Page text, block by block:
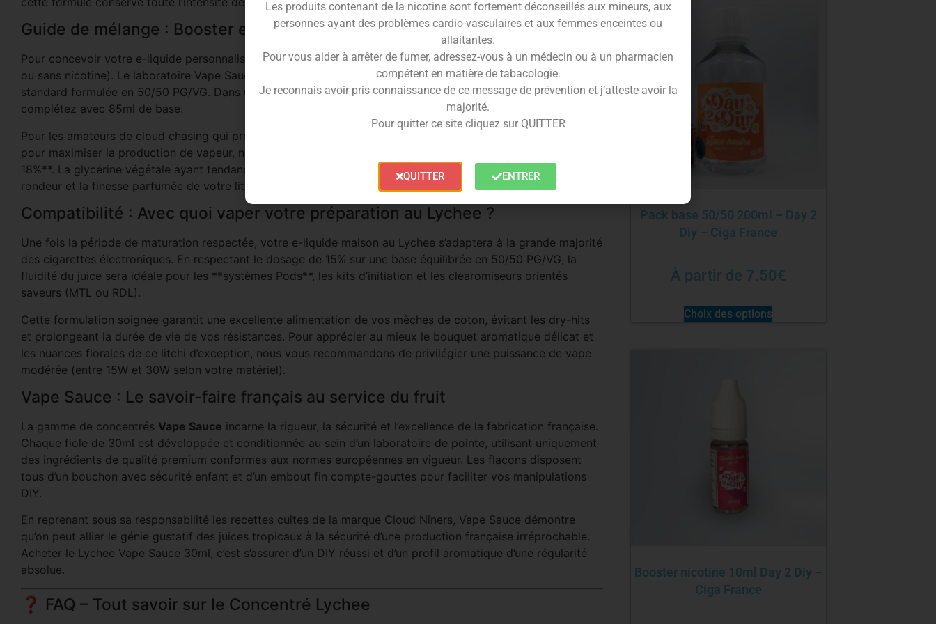
Guide de mélange : Booster et doser votre Lychee en DIY
Pour concevoir votre e-liquide personnalisé, le concentré Lychee doit être dilué dans une base neutre (avec
ou sans nicotine). Le laboratoire Vape Sauce recommande un **dosage de 15%** si vous utilisez une base
standard formulée en 50/50 PG/VG. Dans un flacon vide de 100ml, intégrez simplement 15ml d’arôme puis
complétez avec 85ml de base.
Pour les amateurs de cloud chasing qui préfèrent vaper sur une base High VG (par exemple du 30/70 PG/VG)
pour maximiser la production de vapeur, nous vous conseillons de doser le concentré à hauteur de **17% ou
18%**. La glycérine végétale ayant tendance à estomper les arômes, ce léger ajustement préservera toute la
rondeur et la finesse parfumée de votre litchi.
Compatibilité : Avec quoi vaper votre préparation au Lychee ?
Une fois la période de maturation respectée, votre e-liquide maison au Lychee s’adaptera à la grande majorité
des cigarettes électroniques. En respectant le dosage de 15% sur une base équilibrée en 50/50 PG/VG, la
fluidité du juice sera idéale pour les **systèmes Pods**, les kits d’initiation et les clearomiseurs orientés
saveurs (MTL ou RDL).
Cette formulation soignée garantit une excellente alimentation de vos mèches de coton, évitant les dry-hits
et prolongeant la durée de vie de vos résistances. Pour apprécier au mieux le bouquet aromatique délicat et
les nuances florales de ce litchi d’exception, nous vous recommandons de privilégier une puissance de vape
modérée (entre 15W et 30W selon votre matériel).
Vape Sauce : Le savoir-faire français au service du fruit
La gamme de concentrés Vape Sauce incarne la rigueur, la sécurité et l’excellence de la fabrication française.
Chaque fiole de 30ml est développée et conditionnée au sein d’un laboratoire de pointe, utilisant uniquement
des ingrédients de qualité premium conformes aux normes européennes en vigueur. Les flacons disposent
tous d’un bouchon avec sécurité enfant et d’un embout fin compte-gouttes pour faciliter vos manipulations
DIY.
En reprenant sous sa responsabilité les recettes cultes de la marque Cloud Niners, Vape Sauce démontre
qu’on peut allier le génie gustatif des juices tropicaux à la sécurité d’une production française irréprochable.
Acheter le Lychee Vape Sauce 30ml, c’est s’assurer d’un DIY réussi et d’un profil aromatique d’une régularité
absolue.
❓ FAQ – Tout savoir sur le Concentré Lychee
Pack base 50/50 200ml – Day 2
Diy – Ciga France
À partir de 7.50€
Choix des options
Booster nicotine 10ml Day 2 Diy –
Ciga France
Les produits contenant de la nicotine sont fortement déconseillés aux mineurs, aux
personnes ayant des problèmes cardio-vasculaires et aux femmes enceintes ou
allaitantes.
Pour vous aider à arrêter de fumer, adressez-vous à un médecin ou à un pharmacien
compétent en matière de tabacologie.
Je reconnais avoir pris connaissance de ce message de prévention et j’atteste avoir la
majorité.
Pour quitter ce site cliquez sur QUITTER
QUITTER ENTRER